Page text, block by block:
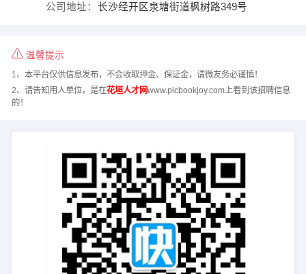
公司地址： 长沙经开区泉塘街道枫树路349号
温馨提示
1、本平台仅供信息发布，不会收取押金、保证金，请微友务必谨慎！
2、请告知用人单位，是在花垣人才网www.picbookjoy.com上看到该招聘信息
的！